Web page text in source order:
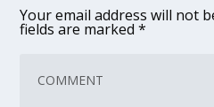
Your email address will not
fields are marked*